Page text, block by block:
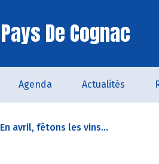
Pays De Cognac
Agenda Actualités
En avril, fêtons les vins...